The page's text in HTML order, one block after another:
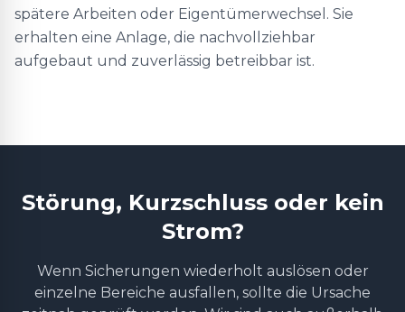
spätere Arbeiten oder Eigentümerwechsel. Sie
erhalten eine Anlage, die nachvollziehbar
aufgebaut und zuverlässig betreibbar ist.
Störung, Kurzschluss oder kein
Strom?
Wenn Sicherungen wiederholt auslösen oder
einzelne Bereiche ausfallen, sollte die Ursache